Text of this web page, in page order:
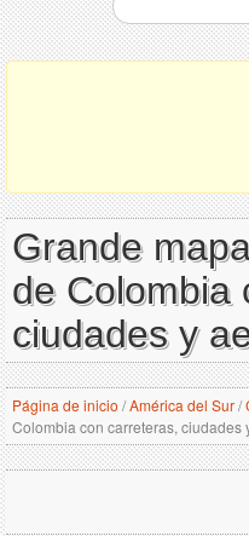
Grande
de Colombia
ciudades y
Página de inicio /América del Sur/
Colombia con carreteras, ciudades